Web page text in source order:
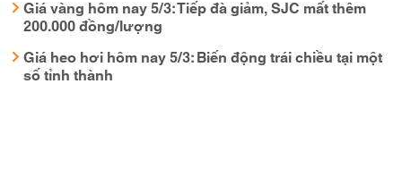
Giá vàng hôm nay 5/3: Tiếp đà giảm, SJC mất thêm
200.000 đồng/lượng
Giá heo hơi hôm nay 5/3: Biến động trái chiều tại một
số tỉnh thành